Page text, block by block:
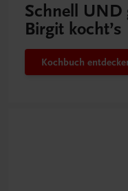
Schnell UND
Birgit kocht’s
Kochbuch